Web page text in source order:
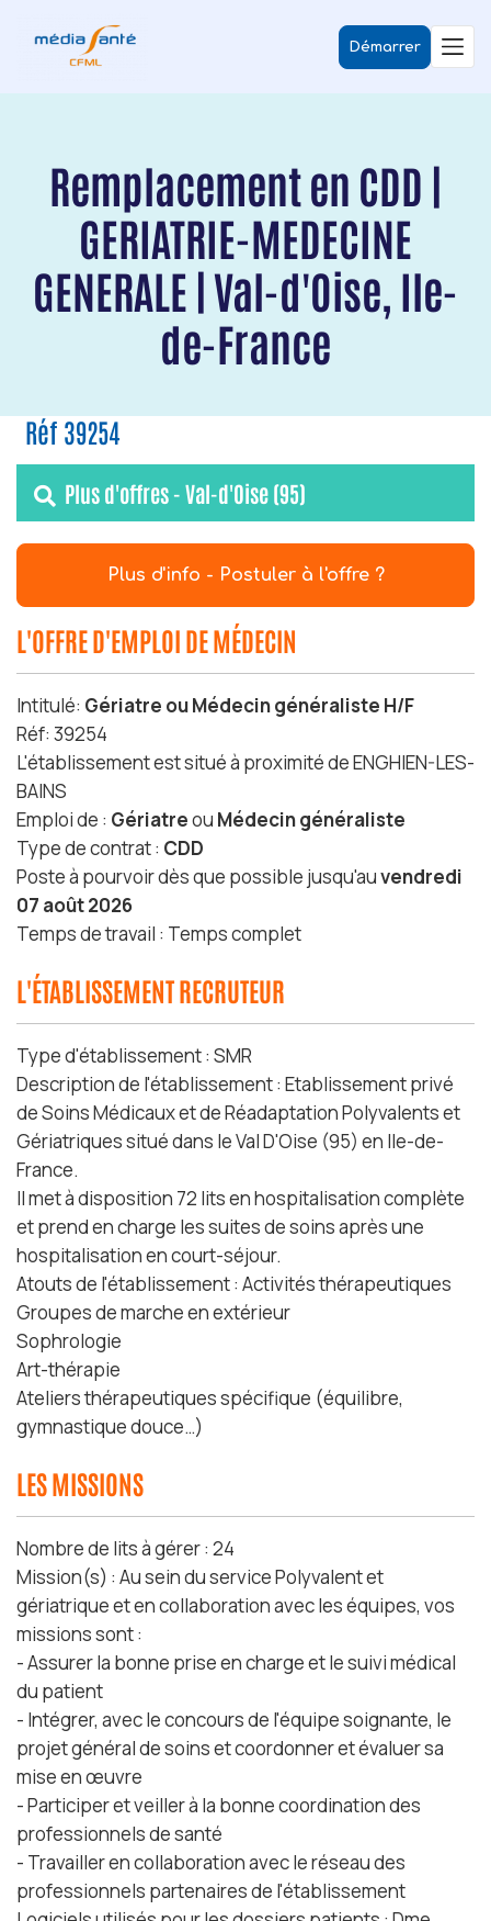
Démarrer
Remplacement en CDD |
GERIATRIE-MEDECINE
GENERALE | Val-d'Oise, Ile-
de-France
Réf 39254
Plus d'offres - Val-d'Oise (95)
Plus d'info - Postuler à l'offre ?
L'OFFRE D'EMPLOI DE MÉDECIN
Intitulé: Gériatre ou Médecin généraliste H/F
Réf: 39254
L'établissement est situé à proximité de ENGHIEN-LES-
BAINS
Emploi de : Gériatreou Médecin généraliste
Type de contrat : CDD
Poste à pourvoir dès que possible jusqu'auvendredi
07 août 2026
Temps de travail : Temps complet
L'ÉTABLISSEMENT RECRUTEUR
Type d'établissement : SMR
Description de l'établissement : Etablissement privé
de Soins Médicaux et de Réadaptation Polyvalents et
Gériatriques situé dans le Val D'Oise (95) en Ile-de-
France.
Il met à disposition 72 lits en hospitalisation complète
et prend en charge les suites de soins après une
hospitalisation en court-séjour.
Atouts de l'établissement : Activités thérapeutiques
Groupes de marche en extérieur
Sophrologie
Art-thérapie
Ateliers thérapeutiques spécifique (équilibre,
gymnastique douce…)
LES MISSIONS
Nombre de lits à gérer : 24
Mission(s) : Au sein du service Polyvalent et
gériatrique et en collaboration avec les équipes, vos
missions sont :
- Assurer la bonne prise en charge et le suivi médical
du patient
- Intégrer, avec le concours de l'équipe soignante, le
projet général de soins et coordonner et évaluer sa
mise en œuvre
- Participer et veiller à la bonne coordination des
professionnels de santé
- Travailler en collaboration avec le réseau des
professionnels partenaires de l'établissement